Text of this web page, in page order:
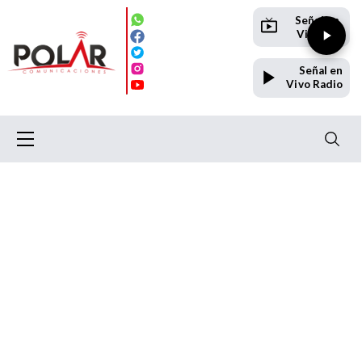
Señal en
Vivo TV
Señal en
Vivo Radio